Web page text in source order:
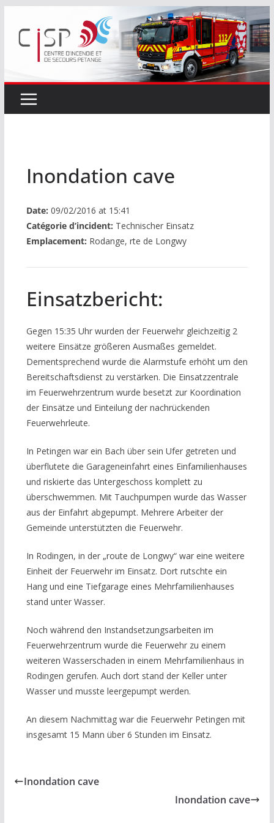
contenu
Inondation cave
Date: 09/02/2016 at 15:41
Catégorie d’incident: Technischer Einsatz
Emplacement: Rodange, rte de Longwy
Einsatzbericht:
Gegen 15:35 Uhr wurden der Feuerwehr gleichzeitig 2
weitere Einsätze größeren Ausmaßes gemeldet.
Dementsprechend wurde die Alarmstufe erhöht um den
Bereitschaftsdienst zu verstärken. Die Einsatzzentrale
im Feuerwehrzentrum wurde besetzt zur Koordination
der Einsätze und Einteilung der nachrückenden
Feuerwehrleute.
In Petingen war ein Bach über sein Ufer getreten und
überflutete die Garageneinfahrt eines Einfamilienhauses
und riskierte das Untergeschoss komplett zu
überschwemmen. Mit Tauchpumpen wurde das Wasser
aus der Einfahrt abgepumpt. Mehrere Arbeiter der
Gemeinde unterstützten die Feuerwehr.
In Rodingen, in der „route de Longwy“ war eine weitere
Einheit der Feuerwehr im Einsatz. Dort rutschte ein
Hang und eine Tiefgarage eines Mehrfamilienhauses
stand unter Wasser.
Noch während den Instandsetzungsarbeiten im
Feuerwehrzentrum wurde die Feuerwehr zu einem
weiteren Wasserschaden in einem Mehrfamilienhaus in
Rodingen gerufen. Auch dort stand der Keller unter
Wasser und musste leergepumpt werden.
An diesem Nachmittag war die Feuerwehr Petingen mit
insgesamt 15 Mann über 6 Stunden im Einsatz.
Inondation cave
Inondation cave